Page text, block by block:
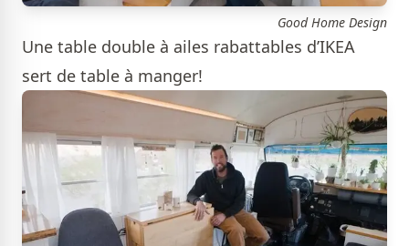
Good Home Design
Une table double à ailes rabattables d’IKEA
sert de table à manger!